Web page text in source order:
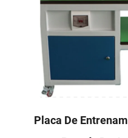
Placa De